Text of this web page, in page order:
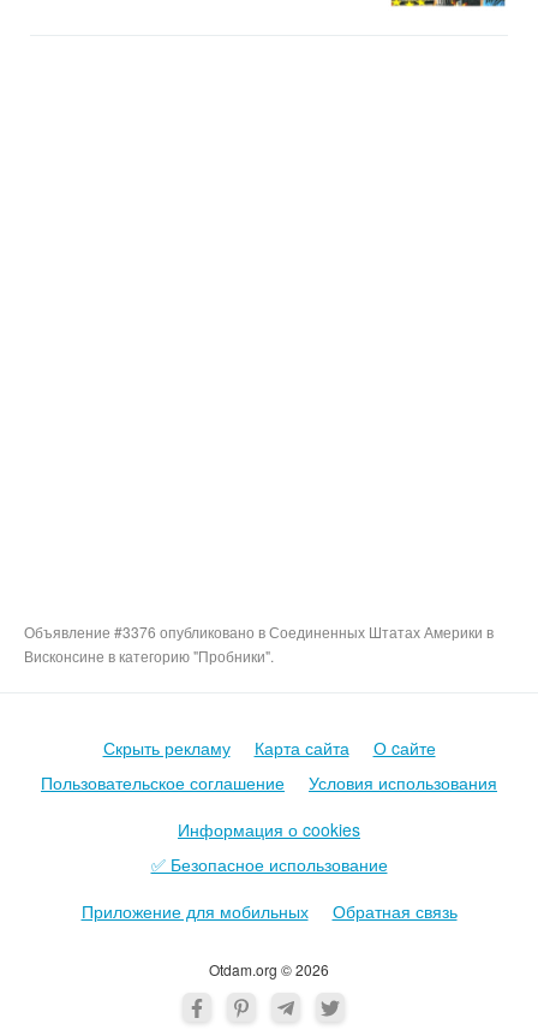
Объявление #3376 опубликовано в Соединенных Штатах Америки в
Висконсине в категорию "Пробники".
Otdam.org © 2026
Скрыть рекламу Карта сайта
О cайте
Пользовательское соглашение
Условия использования
Информация о cookies
✅ Безопасное использование
Приложение для мобильных
Обратная связь